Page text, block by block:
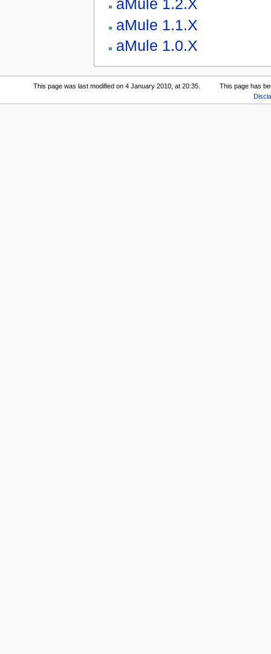
aMule 1.2.X
aMule 1.1.X
aMule 1.0.X
This page was last modified on 4 January 2010, at 20:35.
This page has